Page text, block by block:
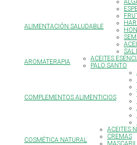
ALIMENTACIÓN SALUDABLE
SAL
AROMATERAPIA
ACEITES
PALO SANTO
COMPLEMENTOS ALIMENTICIOS
COSMÉTICA NATURAL
ACEITES
CREMAS